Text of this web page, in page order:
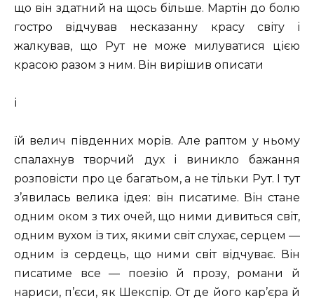
що він здатний на щось більше. Мартін до болю
гостро відчував несказанну красу світу і
жалкував, що Рут не може милуватися цією
красою разом з ним. Він вирішив описати
і
їй велич південних морів. Але раптом у ньому
спалахнув творчий дух і виникло бажання
розповісти про це багатьом, а не тільки Рут. І тут
з’явилась велика ідея: він писатиме. Він стане
одним оком з тих очей, що ними дивиться світ,
одним вухом із тих, якими світ слухає, серцем —
одним із сердець, що ними світ відчуває. Він
писатиме все — поезію й прозу, романи й
нариси, п’єси, як Шекспір. От де його кар’єра й